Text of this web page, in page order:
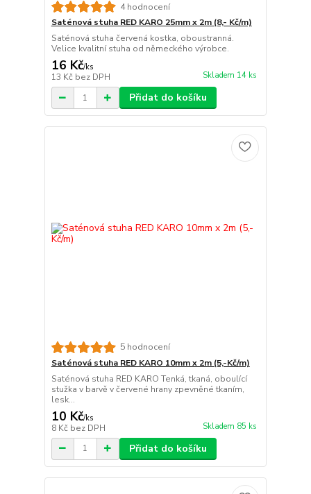
4 hodnocení
Saténová stuha RED KARO 25mm x 2m (8,- Kč/m)
Saténová stuha červená kostka, oboustranná.
Velice kvalitní stuha od německého výrobce.
16 Kč/ks
13 Kč bez DPH Skladem 14 ks
Přidat do košíku
5 hodnocení
Saténová stuha RED KARO 10mm x 2m (5,-Kč/m)
Saténová stuha RED KARO Tenká, tkaná, oboulící
stužka v barvě v červené hrany zpevněné tkaním,
lesk...
10 Kč/ks
8 Kč bez DPH Skladem 85 ks
Přidat do košíku